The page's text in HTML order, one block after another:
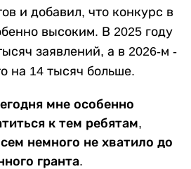
и добавил, что конкурс в
высоким. В 2025 году
заявлений, а в 2026-м -
на 14 тысяч больше.
мне особенно
к тем ребятам,
немного не хватило до
гранта.